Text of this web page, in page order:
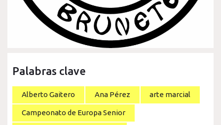
Palabras clave
Alberto Gaitero Ana Pérez arte marcial
Campeonato de Europa Senior